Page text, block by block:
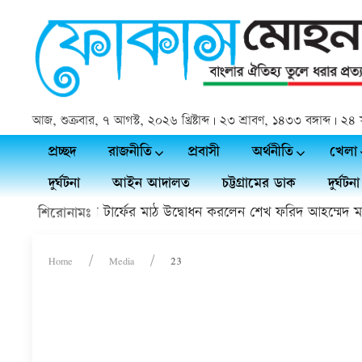
আজ, শুক্রবার, ৭ আগস্ট, ২০২৬ খ্রিষ্টাব্দ | ২৩ শ্রাবণ, ১৪৩৩ বঙ্গাব্দ |
প্রচ্ছদ রাজনীতি প্রবাসী অর্থনীতি
খেলা
দুর্ঘটনা
আইন আদালত চট্টগ্রামের ডাক
দুর্ঘটনা
শিরোনামঃ
চাঁদপুরে ফুটবল টার্ফের মাঠ উদ্বোধন করলেন শেখ ফরিদ আহম্মেদ
Home Media 23